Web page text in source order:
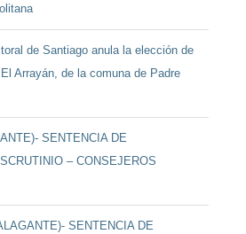
de Santiago anula la elección de
Arrayán, de la comuna de Padre
SENTENCIA DE
– CONSEJEROS
SENTENCIA DE